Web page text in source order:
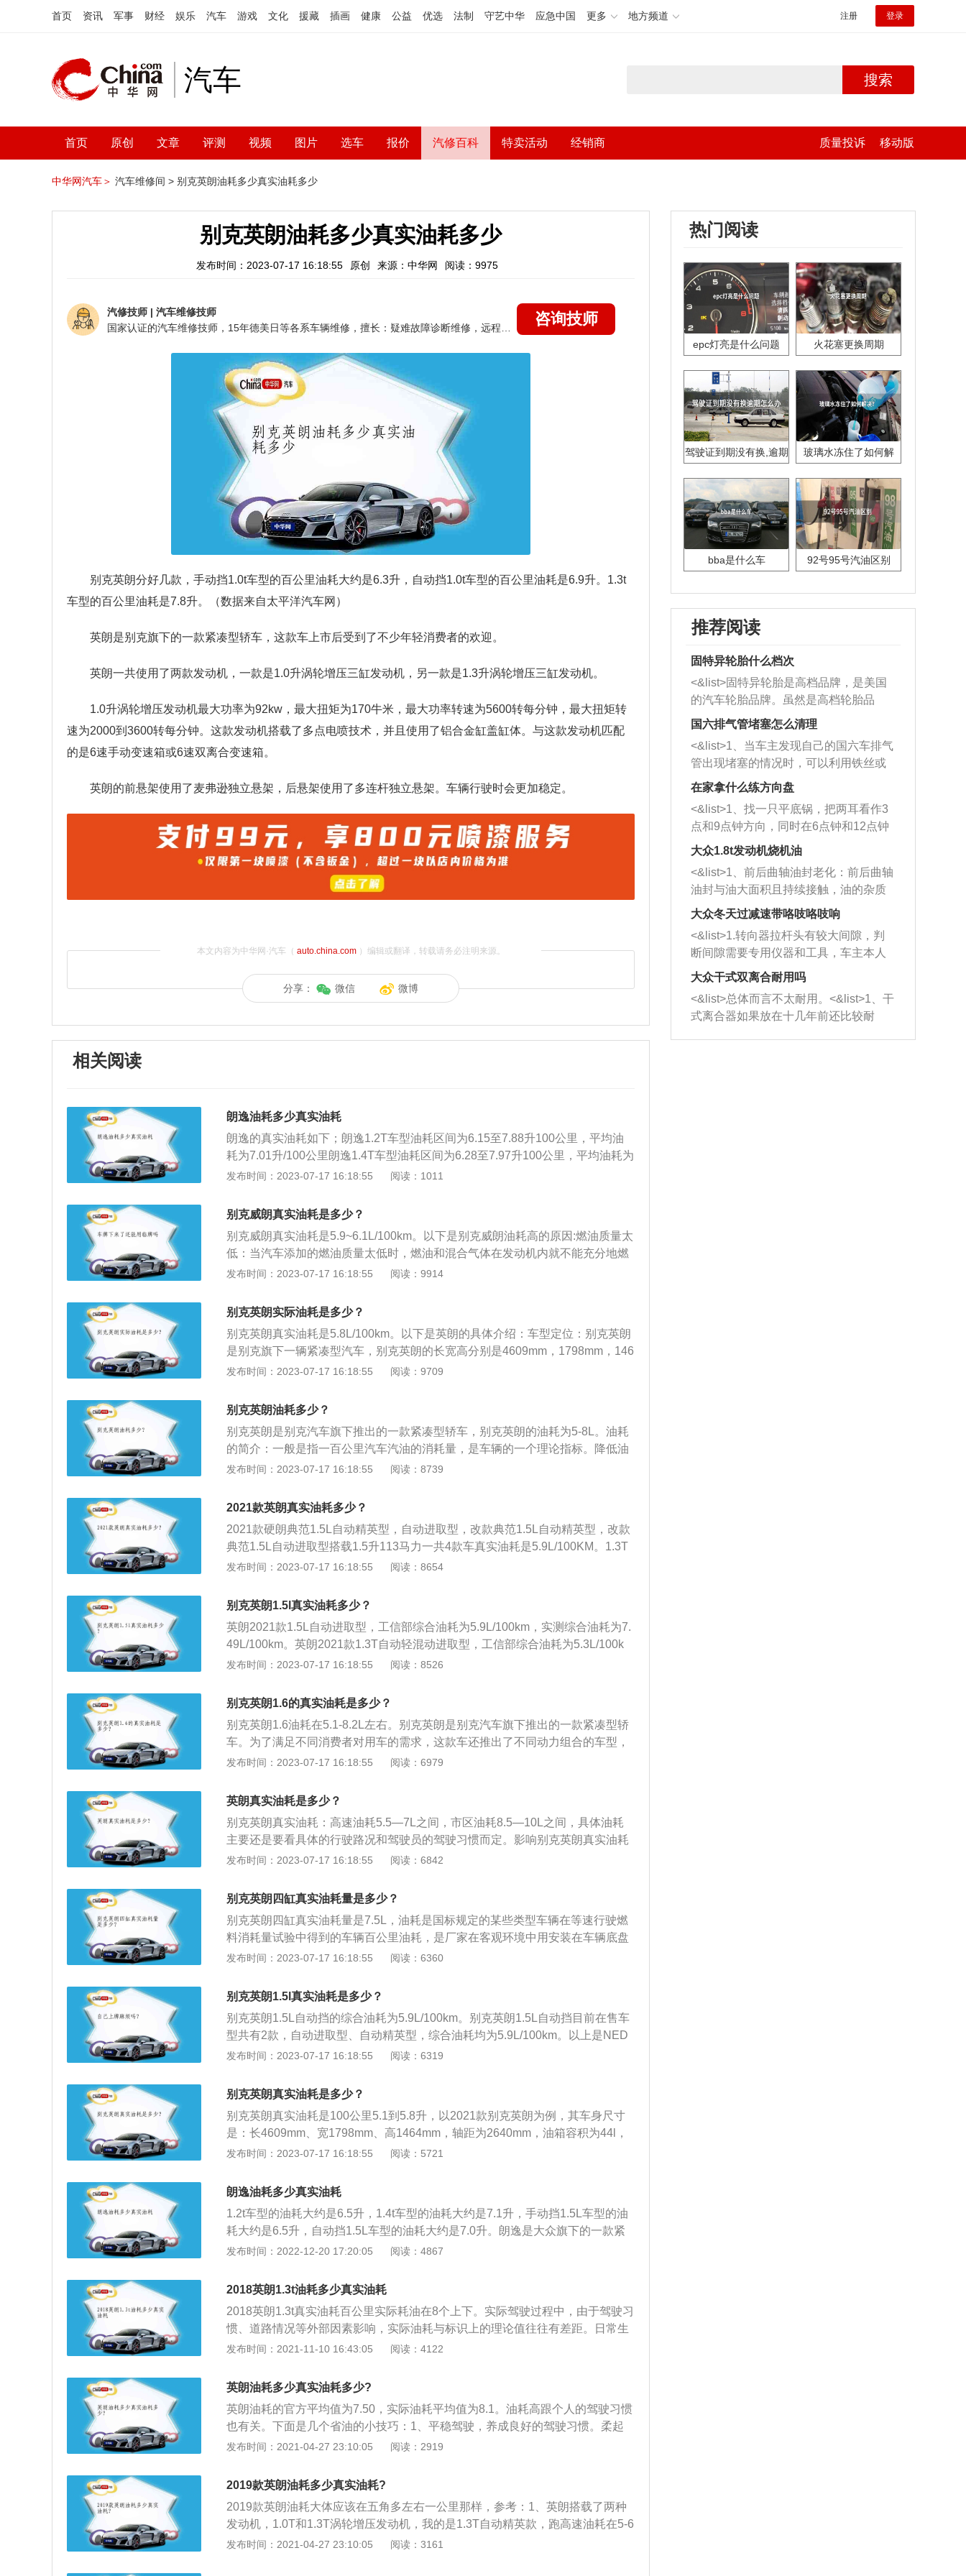
首页 资讯 军事 财经 娱乐 汽车 游戏 文化 援藏 插画 健康 公益 优选 法制 守艺中华 应急中国 更多 地方频道 注册 登录
汽车 搜索
首页 原创 文章 评测 视频 图片 选车 报价 汽修百科 特卖活动 经销商 质量投诉 移动版
中华网汽车＞ 汽车维修间 > 别克英朗油耗多少真实油耗多少
别克英朗油耗多少真实油耗多少
发布时间：2023-07-17 16:18:55 原创 来源：中华网 阅读：9975
汽修技师 | 汽车维修技师
咨询技师
别克英朗分好几款，手动挡1.0t车型的百公里油耗大约是6.3升，自动挡1.0t车型的百公里油耗是6.9升。1.3t
车型的百公里油耗是7.8升。（数据来自太平洋汽车网）
英朗是别克旗下的一款紧凑型轿车，这款车上市后受到了不少年轻消费者的欢迎。
英朗一共使用了两款发动机，一款是1.0升涡轮增压三缸发动机，另一款是1.3升涡轮增压三缸发动机。
1.0升涡轮增压发动机最大功率为92kw，最大扭矩为170牛米，最大功率转速为5600转每分钟，最大扭矩转
速为2000到3600转每分钟。这款发动机搭载了多点电喷技术，并且使用了铝合金缸盖缸体。与这款发动机匹配
的是6速手动变速箱或6速双离合变速箱。
英朗的前悬架使用了麦弗逊独立悬架，后悬架使用了多连杆独立悬架。车辆行驶时会更加稳定。
本文内容为中华网·汽车（ auto.china.com）编辑或翻译，转载请务必注明来源。
分享： 微信 微博
相关阅读
朗逸油耗多少真实油耗
朗逸的真实油耗如下；朗逸1.2T车型油耗区间为6.15至7.88升100公里，平均油
耗为7.01升/100公里朗逸1.4T车型油耗区间为6.28至7.97升100公里，平均油耗为
7.07升/100公里朗逸1.5升手动车型油耗区间为5.41至6.70升100公里，平均油耗
为7.06升/100公里。由于汽车的油耗会受到很多因素的干扰，比如个人驾驶习
惯、驾驶路况、胎压、载重等。这些都会影响油耗，一辆车的油耗只是参考值而
不是确定值。毕竟每个人的驾驶习惯和驾驶环境都不一样，具体需要以实际情况
为准。如果你的车特别耗油，很可能是你的驾驶习惯不正确，或者是你的车辆出
了故障。此外，车辆在高速公路或通畅的道路上行驶，油耗会相对较低，而在市
发布时间：2023-07-17 16:18:55 阅读：1011
别克威朗真实油耗是多少？
别克威朗真实油耗是5.9~6.1L/100km。以下是别克威朗油耗高的原因:燃油质量太
低：当汽车添加的燃油质量太低时，燃油和混合气体在发动机内就不能充分地燃
烧，就会造成部分燃油浪费，从而导致汽车的油耗升高。需要添加高质量的燃油
转速往往会比较高，就容易使汽车发动机超负荷运转，汽车的油耗会升高。要转
变驾车方式，温柔驾驶汽车，学会提前刹车，缓缓起步。发动机积碳过于严重：
当发动机积碳太严重时，燃油就得不到正常的运输，汽车就会出现油耗增加，动
力变弱的症状。要及时对发动机积碳进行清理。
发布时间：2023-07-17 16:18:55 阅读：9914
别克英朗实际油耗是多少？
别克英朗真实油耗是5.8L/100km。以下是英朗的具体介绍：车型定位：别克英朗
是别克旗下一辆紧凑型汽车，别克英朗的长宽高分别是4609mm，1798mm，146
4mm，轴距为2640mm。动力方面：别克英朗的1.3升涡轮增压发动机具有120kw
钟，最大扭矩转速为1800到4400转每分钟。这款发动机配备48v轻混动系统和多
点电喷技术，而且使用的是铝合金缸盖缸体。与这款发动机匹配的是6at变速器。
1.5升涡轮增压发动机具有113马力和141牛米的最大扭矩，这款发动机的最大功
率转速为6000转每分钟，最大扭矩转速为4400转每分钟。这款发动机配备dvvt技
术和多点电喷技术，而且使用的是铝合金缸盖和铸铁缸体。与这款发动机匹配的
发布时间：2023-07-17 16:18:55 阅读：9709
别克英朗油耗多少？
别克英朗是别克汽车旗下推出的一款紧凑型轿车，别克英朗的油耗为5-8L。油耗
的简介：一般是指一百公里汽车汽油的消耗量，是车辆的一个理论指标。降低油
耗的方法：停车怠速时间越长油耗越大，所以尽量减少怠速停车时间；忌讳急加
动机怠速等多种工作情况，还有承载量、气温和是否开空调等都有影响。
发布时间：2023-07-17 16:18:55 阅读：8739
2021款英朗真实油耗多少？
2021款硬朗典范1.5L自动精英型，自动进取型，改款典范1.5L自动精英型，改款
典范1.5L自动进取型搭载1.5升113马力一共4款车真实油耗是5.9L/100KM。1.3T
自动轻混动精英型，自动轻混动进取型，改款1.3T自动轻混动精英型，改款1.3T
款硬朗一共八款车型油箱大小都是44l，真实油耗为5.9L/100KM的四款车型加满
一箱油能跑的距离为44/5.9*100=746km。真实油耗为5.3/100KM的另外四款车加
满一箱油能跑44/5.3*100=830km。汽车油耗的高低与五大因素直接相关，即驾驶
习惯、汽车本身、道路状态、自然风、环境温度。会使汽车油耗增加的具体因素
如下：驾驶习惯：驾驶粗暴，比如：急加油、常超车、遇红灯不提前松油门会使
大，需要更多的汽油燃烧做功。汽车自重大的车油耗会高，因为自重大需要更大
的驱动扭矩。道路状态：土路、泥泞路、松软路面、山路等，在这些路面行驶，
阻力大，耗油会增加。自然风：迎风行驶、大风天行驶，汽车阻力增大，油耗增
更多的汽油才能燃烧，油耗增大。同时，气温低，发动机电脑会控制用更高转速
发布时间：2023-07-17 16:18:55 阅读：8654
别克英朗1.5l真实油耗多少？
英朗2021款1.5L自动进取型，工信部综合油耗为5.9L/100km，实测综合油耗为7.
49L/100km。英朗2021款1.3T自动轻混动进取型，工信部综合油耗为5.3L/100k
m，实测综合油耗为7.61L/100km。以下是更多相关的介绍：外观方面：别克英
素，整车不仅外观时尚大气，而且动力配置也非常出色。动力方面：英朗目前提
供了两款动力供消费者选择，分别是1.5L四缸和1.3T三缸车型。1.5L车型最大马
力为113匹，最大扭矩为141牛米。1.3T发动机在动力表现上要强劲很多，最大马
力达到了163匹，最大扭矩为230牛米。
发布时间：2023-07-17 16:18:55 阅读：8526
别克英朗1.6的真实油耗是多少？
别克英朗1.6油耗在5.1-8.2L左右。别克英朗是别克汽车旗下推出的一款紧凑型轿
车。为了满足不同消费者对用车的需求，这款车还推出了不同动力组合的车型，
虽然说汽车搭载的发动机动力不是非常的强劲，但是汽车的动力可以满足日常对
不平，车辆长时间在低挡位的状态行驶，必然增加油耗；2、后备厢当仓库，油
耗增多：将后备厢当成了仓库，不管有用没用的东西一股脑地塞在后备厢内，增
加了汽车自重，殊不知，车重与油耗的关系成正比。车重每下降10％，油耗也会
相应下降若干个百分点；3、错误驾驶，多耗2至3倍油：不正确的驾驶习惯对油
耗的影响最大，在驾驶过程中，特别是在交通不畅、等红灯、变换车道时，急加
发布时间：2023-07-17 16:18:55 阅读：6979
英朗真实油耗是多少？
别克英朗真实油耗：高速油耗5.5—7L之间，市区油耗8.5—10L之间，具体油耗
主要还是要看具体的行驶路况和驾驶员的驾驶习惯而定。影响别克英朗真实油耗
的因素：1、先进的汽车技术：车辆自身的重量、汽车的造型和发动机的热效率
重视对汽车的正确维护。3、不正确的驾驶习惯：在驾驶过程中，特别是在交通
不畅、等红灯、变换车道时，急加速、急刹车的问题最为常见。专家们曾做过加
速行驶油耗试验，让车辆匀速行驶进入测试路段后发现，油耗比匀速行驶增加2
至3倍。4、道路条件好坏：据专家估计，在城市路况下行车要比在试验场上行车
增加油耗20%。
发布时间：2023-07-17 16:18:55 阅读：6842
别克英朗四缸真实油耗量是多少？
别克英朗四缸真实油耗量是7.5L，油耗是国标规定的某些类型车辆在等速行驶燃
料消耗量试验中得到的车辆百公里油耗，是厂家在客观环境中用安装在车辆底盘
的测功机测得的值转换为速度参数，再指定速度行驶，计算出车型的理论实验百
为4609mm、1798mm、1464mm，轴距为2640mm，油箱容积为44l，驱动方式
为前置前驱，整备质量为1270千克。
发布时间：2023-07-17 16:18:55 阅读：6360
别克英朗1.5l真实油耗是多少？
别克英朗1.5L自动挡的综合油耗为5.9L/100km。别克英朗1.5L自动挡目前在售车
型共有2款，自动进取型、自动精英型，综合油耗均为5.9L/100km。以上是NED
C综合油耗，是车辆在NEDC测试规程下所测得的综合工况燃油消耗数据量数
相关，即驾驶习惯、汽车本身、道路状态、自然风、环境温度。会使汽车油耗增
加的具体因素如下：驾驶习惯：驾驶粗暴，比如急加油、常超车、遇红灯不提前
松油门会使油耗增高。汽车本身：排量大的车比排量小的车油耗大，因为排量大
功率一般就大，需要更多的汽油燃烧做功。汽车自重大的车油耗会高，因为自重
大需要更大的驱动扭矩。道路状态：土路、泥泞路、松软路面、山路等，在这些
大，油耗增加。环境温度低，发动机缸体温度低，冷起动时喷入的汽油不易雾
化，需要喷入更多的汽油才能然烧，油耗增大。同时，气温低，发动机电脑会控
制用更高转速来热车，这也会增大油耗。
发布时间：2023-07-17 16:18:55 阅读：6319
别克英朗真实油耗是多少？
别克英朗真实油耗是100公里5.1到5.8升，以2021款别克英朗为例，其车身尺寸
是：长4609mm、宽1798mm、高1464mm，轴距为2640mm，油箱容积为44l，
整备质量为1270kg。2021款别克英朗前悬架是麦弗逊式独立悬架，后悬架是多
83kw，最大扭矩是141nm，与其匹配的是6挡手自一体变速箱。
发布时间：2023-07-17 16:18:55 阅读：5721
朗逸油耗多少真实油耗
1.2t车型的油耗大约是6.5升，1.4t车型的油耗大约是7.1升，手动挡1.5L车型的油
耗大约是6.5升，自动挡1.5L车型的油耗大约是7.0升。朗逸是大众旗下的一款紧
凑型轿车，新款朗逸一共搭载了3款发动机，分别是1.5升自然吸气发动机，1.2升
km，平均油耗为7.01L/100km；朗逸1.4T车型的油耗范围是6.28-7.97L/100km，
平均油耗为7.07L/100km；朗逸1.5L手动车型的油耗范围是5.41-6.70L/100km，
平均油耗为6.04L/100km；朗逸1.5L自动挡车型的油耗范围是6.15-7.95L/100k
m，平均油耗为7.06L/100km。一般来说，车辆在高速公路或者畅通无阻的道路
行驶时油耗会比较低，而在市中心这种拥堵路段行驶时油耗就会比较高。从上面
的道路行驶时朗逸的油耗会在6-7L/100km的范围；而朗逸的油耗最高可以去到接
近8L/100km，这就表示在拥堵路段行驶时朗逸的油耗会在7-8L/100km的范围。
发布时间：2022-12-20 17:20:05 阅读：4867
2018英朗1.3t油耗多少真实油耗
2018英朗1.3t真实油耗百公里实际耗油在8个上下。实际驾驶过程中，由于驾驶习
惯、道路情况等外部因素影响，实际油耗与标识上的理论值往往有差距。日常生
活中，学会这几点可以提高燃油经济性：1、高速不开窗。很多人在高速路段喜
档。有的车主不会在合适的时候换档，导致轰缸的情况出现。良好的换挡习惯能
够为车主省不少油。还有猛踩油门跟匀加速行驶，油耗相差也很大。3、轮胎气
压不能低。有的车主不注意轮胎的胎压情况，每次都是直接开车走人。如果轮胎
胎压不够时，车辆的摩擦阻力会变得更大，所以会更耗油。4、加注燃油清洁
剂。清洁剂可以清除油路的胶质和污垢，节省燃油，减少废气的排放，还能防止
马拉的太多都会瘦，汽车也是一样的道理。
发布时间：2021-11-10 16:43:05 阅读：4122
英朗油耗多少真实油耗多少?
英朗油耗的官方平均值为7.50，实际油耗平均值为8.1。油耗高跟个人的驾驶习惯
也有关。下面是几个省油的小技巧：1、平稳驾驶，养成良好的驾驶习惯。柔起
步，轻给油，行车速度要稳住，起步转速控制住，跟车刹车不要急，长灯等待可
车在高速行驶的过程中，本身就为了克服空气阻力会增加油耗，如果此时还要打
开车窗的话，气流冲击车内会进一步增大风阻，轿车的油耗就会进一步上升。一
般情况下车速高于90后，车辆消耗的燃油会比空调制冷系统所消耗的燃油更多；
3、轻车上路，注意胎压，相关测试数据表明，车辆重量越沉重，车辆消耗燃油
就要越多。
发布时间：2021-04-27 23:10:05 阅读：2919
2019款英朗油耗多少真实油耗?
2019款英朗油耗大体应该在五角多左右一公里那样，参考：1、英朗搭载了两种
发动机，1.0T和1.3T涡轮增压发动机，我的是1.3T自动精英款，跑高速油耗在5-6
L之间，如果追求极速的话，油耗肯定会明显增加，市区上下班大概6-7L油耗，1.
发布时间：2021-04-27 23:10:05 阅读：3161
热门阅读
epc灯亮是什么问题 火花塞更换周期
驾驶证到期没有换,逾期
玻璃水冻住了如何解
bba是什么车 92号95号汽油区别
推荐阅读
固特异轮胎什么档次
<&list>固特异轮胎是高档品牌，是美国
的汽车轮胎品牌。虽然是高档轮胎品
牌，但是中高低端的轮胎都有生产，这
也是为了更好的开拓市场。
国六排气管堵塞怎么清理
<&list>1、当车主发现自己的国六车排气
管出现堵塞的情况时，可以利用铁丝或
者是细棍，直接将杂物给取出来，如果
堵塞情况比较严重，也可以采取应急措
施。 <&list>2、直接利用木棍将所有的
杂物推到排气管里面的位置处，然后将
三元催化器拆解开，就可以将堵塞的东
西取出来。但如果是因为积碳过多引起
的堵塞，就需要将三元催化器泡在草酸
洗剂对堵塞的情况得到解决，将清洗剂
放在燃油箱中，与燃油混合后，车辆启
动时，就可以和汽油一起进入到燃烧
室，最后形成废气排出，就可以让三元
催化器得到清洗，排气管堵塞的情况就
能够得到解决。
在家拿什么练方向盘
<&list>1、找一只平底锅，把两耳看作3
点和9点钟方向，同时在6点钟和12点钟
方向做一个标记。 <&list>2、双手握住
一圈半的练习，往右同样也要打相同的
圈数。 <&list>3、最后强调要反复练
习，这样就可以形成肌肉记忆，在真实
驾驶车辆时，不需要记忆也能打好方
向。
大众1.8t发动机烧机油
<&list>1、前后曲轴油封老化：前后曲轴
油封与油大面积且持续接触，油的杂质
和发动机内持续温度变化使其密封效果
逐渐减弱，导致渗油或漏油。<&list>2、
活塞间隙过大：积碳会使活塞环与缸体
的间隙扩大，导致机油流入燃烧室中，
造成烧机油。<&list>3、机油粘度。使用
机油粘度过小的话，同样会有烧机油现
象，机油粘度过小具有很好的流动性，
大众冬天过减速带咯吱咯吱响
<&list>1.转向器拉杆头有较大间隙，判
断间隙需要专用仪器和工具，车主本人
无法制作，需要将车辆送到修理厂或4s
店；<&list>2.车辆半轴套管防尘罩破
裂，破裂后会出现漏油现象，使半轴磨
损严重，磨损的半轴容易损坏，产生异
响；<&list>3.稳定器的转向胶套和球头
大众干式双离合耐用吗
<&list>总体而言不太耐用。<&list>1、干
式离合器如果放在十几年前还比较耐